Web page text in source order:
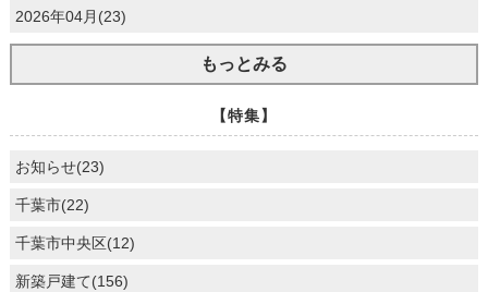
2026年04月(23)
もっとみる
【特集】
お知らせ(23)
千葉市(22)
千葉市中央区(12)
新築戸建て(156)